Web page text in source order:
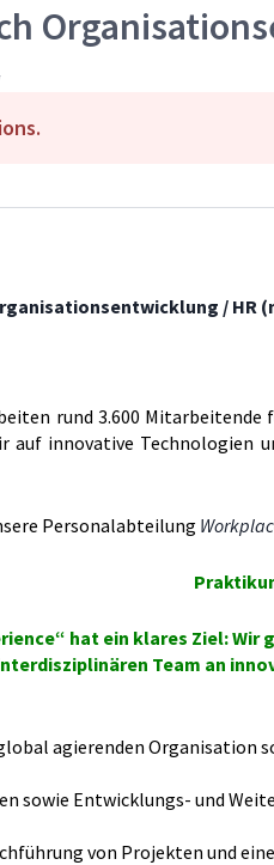
/ HR
rund 3.600
innovative Technologien
Personalabteilung
hat ein klares Ziel:
Team an
agierenden Organisation
sowie Entwicklungs- und
von Projekten und